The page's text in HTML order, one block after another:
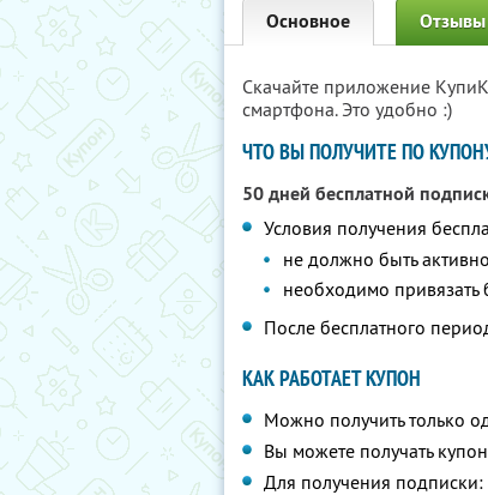
Основное Отзывы
Скачайте приложение
смартфона. Это удобно :)
ЧТО ВЫ ПОЛУЧИТЕ ПО
50 дней бесплатной
Условия получения
не должно быть
необходимо привязать
После бесплатного
КАК РАБОТАЕТ КУПОН
Можно получить только
Вы можете получать
Для получения подписки: